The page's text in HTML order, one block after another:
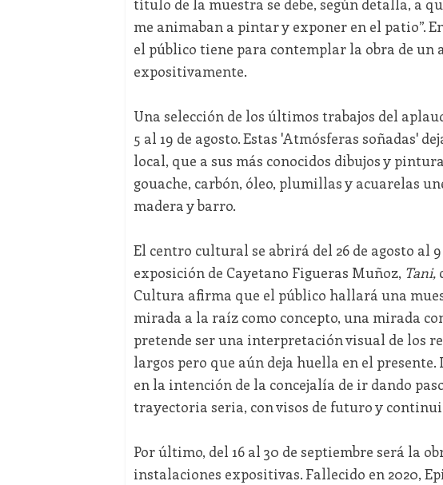
me animaban a pintar y exponer en el patio”.
el público tiene para contemplar la obra de un
expositivamente.
Una selección de los últimos trabajos del
5 al 19 de agosto. Estas 'Atmósferas soñadas'
local, que a sus más conocidos dibujos y
gouache, carbón, óleo, plumillas y acuarelas
madera y barro.
El centro cultural se abrirá del 26 de agosto al
exposición de Cayetano Figueras Muñoz, Tani,
Cultura afirma que el público hallará una
mirada a la raíz como concepto, una mirada
pretende ser una interpretación visual de los
largos pero que aún deja huella en el
en la intención de la concejalía de ir dando
trayectoria seria, con visos de futuro y
Por último, del 16 al 30 de septiembre será la
instalaciones expositivas. Fallecido en 2020,